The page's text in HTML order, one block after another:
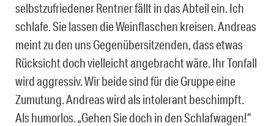
selbstzufriedener Rentner fällt in das Abteil ein. Ich
schlafe. Sie lassen die Weinflaschen kreisen. Andreas
meint zu den uns Gegenübersitzenden, dass etwas
Rücksicht doch vielleicht angebracht wäre. Ihr Tonfall
wird aggressiv. Wir beide sind für die Gruppe eine
Zumutung. Andreas wird als intolerant beschimpft.
Als humorlos. „Gehen Sie doch in den Schlafwagen!“